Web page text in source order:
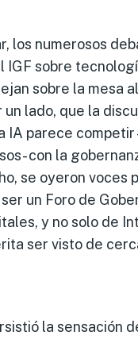
los numerosos
IGF sobre
sobre la mesa
un lado, que la
IA parece competir
con la
se oyeron voces
un Foro de
y no solo de
ser visto de
la sensación